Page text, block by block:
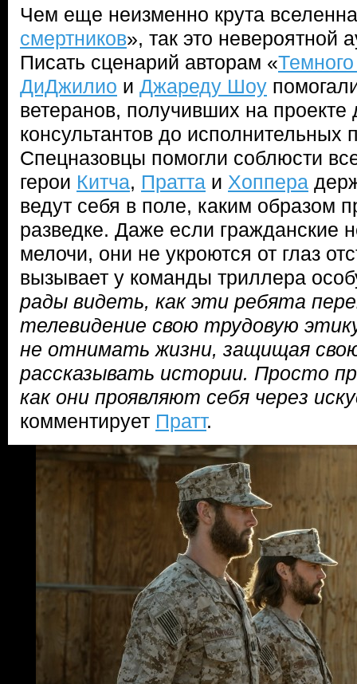
Чем еще неизменно крута
смертников», так это невероятной
Писать сценарий авторам «
ДиДжилио и Джареду Шоу
ветеранов, получивших на проекте
консультантов до исполнительных
Спецназовцы помогли соблюсти
герои Китча, Пратта и Хоппера
ведут себя в поле, каким образом
разведке. Даже если гражданские
мелочи, они не укроются от глаз
вызывает у команды триллера
рады видеть, как эти ребята
телевидение свою трудовую
не отнимать жизни, защищая
рассказывать истории. Просто
как они проявляют себя через
комментирует Пратт.